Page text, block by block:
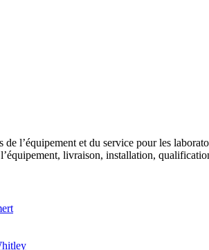
de l’équipement et du service pour les
l’équipement, livraison, installation,